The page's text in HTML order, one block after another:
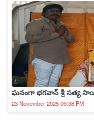
ఘనంగా భగవాన్ శ్రీ సత్య
23 November 2025 09:38 PM